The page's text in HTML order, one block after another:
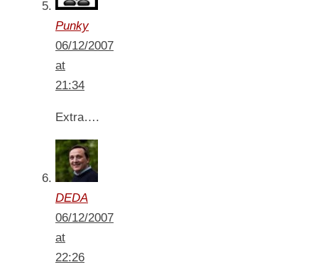
Punky
06/12/2007
at
21:34
Extra….
DEDA
06/12/2007
at
22:26